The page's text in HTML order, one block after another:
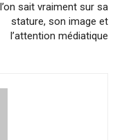
l’on sait vraiment sur sa
stature, son image et
l’attention médiatique